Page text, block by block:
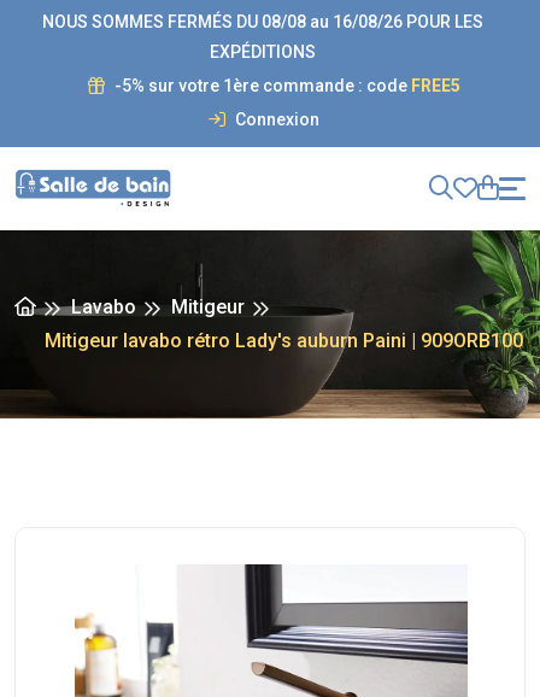
NOUS SOMMES FERMÉS DU 08/08 au 16/08/26 POUR LES
EXPÉDITIONS
-5% sur votre 1ère commande : code FREE5
Connexion
Lavabo
Mitigeur
Mitigeur lavabo rétro Lady's auburn Paini | 909ORB100